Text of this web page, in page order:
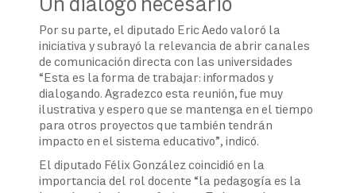
Por su parte, el diputado Eric Aedo valoró la
iniciativa y subrayó la relevancia de abrir canales
de comunicación directa con las universidades
“Esta es la forma de trabajar: informados y
dialogando. Agradezco esta reunión, fue muy
ilustrativa y espero que se mantenga en el tiempo
para otros proyectos que también tendrán
impacto en el sistema educativo”, indicó.
El diputado Félix González coincidió en la
importancia del rol docente “la pedagogía es la